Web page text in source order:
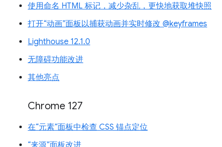
使用命名 HTML 标记，减少杂乱，更快地获取堆快照
打开“动画”面板以捕获动画并实时修改 @keyframes
Lighthouse 12.1.0
无障碍功能改进
其他亮点
Chrome 127
在“元素”面板中检查 CSS 锚点定位
“来源”面板改进